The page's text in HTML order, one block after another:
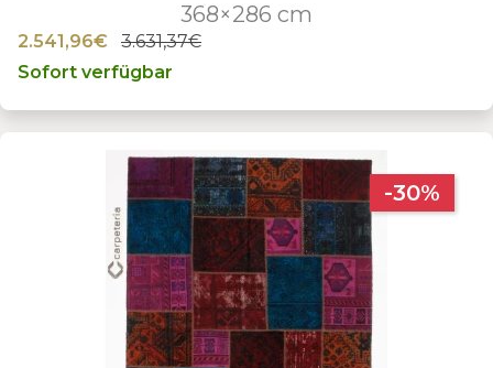
368×286 cm
2.541,96€
3.631,37€
Sofort verfügbar
-30%